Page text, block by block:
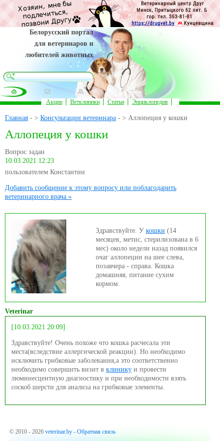
Белорусский портал
для ветеринаров и
любителей животных
Главная - > Консультации ветеринара - > Аллопеция у кошки
Аллопеция у кошки
Вопрос задан
10.03.2021 12:23
пользователем Константин
Добавить сообщение к этому вопросу или поблагодарить
ветеринарного врача »
Здравствуйте. У кошки (14
месяцев, метис, стерилизована в 6
мес) около недели назад появился
очаг аллопеции на шее слева,
позавчера - справа. Кошка
домашняя, питание сухим
кормом.
Veterinar
[10.03.2021 20:09]
Здравствуйте! Очень похоже что кошка расчесала эти
места(вследствие аллергической реакции). Но необходимо
исключить грибковые заболевания,а это соответственно
необходимо совершить визит в клинику и провести
люминесцентную диагностику и при необходимости взять
соскоб шерсти для анализа на грибковые элементы.
Акции Ветклиники Статьи Энциклопедия
© 2010 - 2026 veterinar.by - Обратная связь